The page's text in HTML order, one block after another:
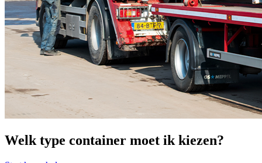
Welk type container moet ik kiezen?